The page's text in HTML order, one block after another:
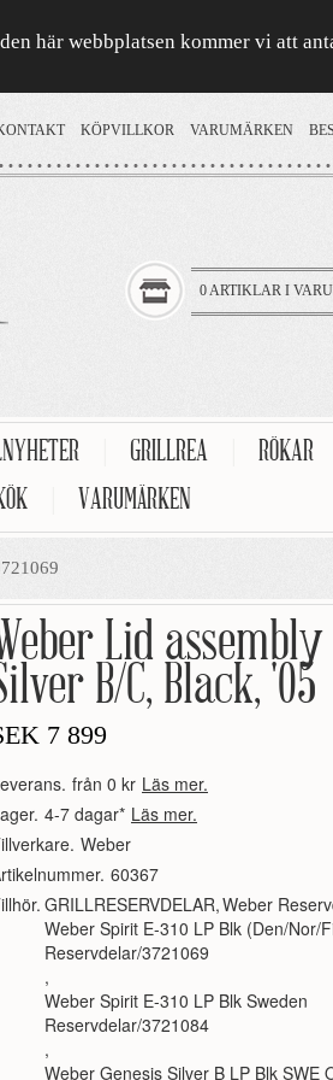
här webbplatsen kommer vi att
KÖPVILLKOR VARUMÄRKEN
0 ARTIKLAR I
GRILLREA RÖKAR
VARUMÄRKEN
Lid assembly
B/C, Black, '05
7 899
från 0 kr Läs mer.
4-7 dagar* Läs mer.
Weber
60367
GRILLRESERVDELAR,Weber
Weber Spirit E-310 LP Blk (Den/Nor/
Reservdelar/3721069
,
Weber Spirit E-310 LP Blk Sweden
Reservdelar/3721084
,
Weber Genesis Silver B LP Blk SWE